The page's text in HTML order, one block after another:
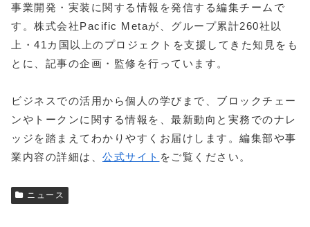
事業開発・実装に関する情報を発信する編集チームで
す。株式会社Pacific Metaが、グループ累計260社以
上・41カ国以上のプロジェクトを支援してきた知見をも
とに、記事の企画・監修を行っています。
ビジネスでの活用から個人の学びまで、ブロックチェー
ンやトークンに関する情報を、最新動向と実務でのナレ
ッジを踏まえてわかりやすくお届けします。編集部や事
業内容の詳細は、 公式サイト をご覧ください。
ニュース